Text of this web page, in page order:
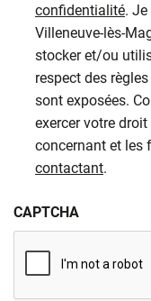
confidentialité.
Villeneuve-lès-
stocker et/ou
respect des
sont exposées.
exercer votre
concernant et les
contactant.
CAPTCHA